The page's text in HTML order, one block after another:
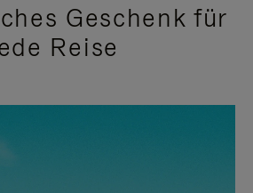
Geschenk für
Reise